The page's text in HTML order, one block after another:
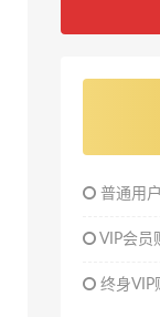
普通用
VIP会员
终身VIP